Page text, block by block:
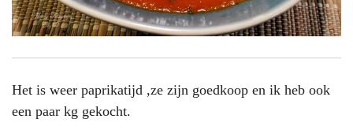
Het is weer paprikatijd ,ze zijn goedkoop en ik heb ook
een paar kg gekocht.